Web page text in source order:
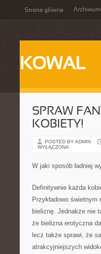
Strona główna Archiwum
KOWAL
SPRAW
KOBIETY!
POSTED BY ADMIN
WYŁĄCZONA
W jaki sposób ładniej
Definitywnie każda
Przykładowo
bieliznę. Jednakże nie
że bielizna erotyczna
lecz także sprawi, że
atrakcyjniejszych